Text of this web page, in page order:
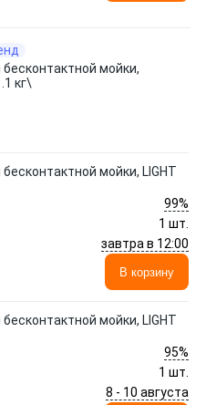
мойки,
кг\
мойки, LIGHT
99%
1 шт.
завтра в 12:00
В корзину
мойки, LIGHT
95%
1 шт.
8 - 10 августа